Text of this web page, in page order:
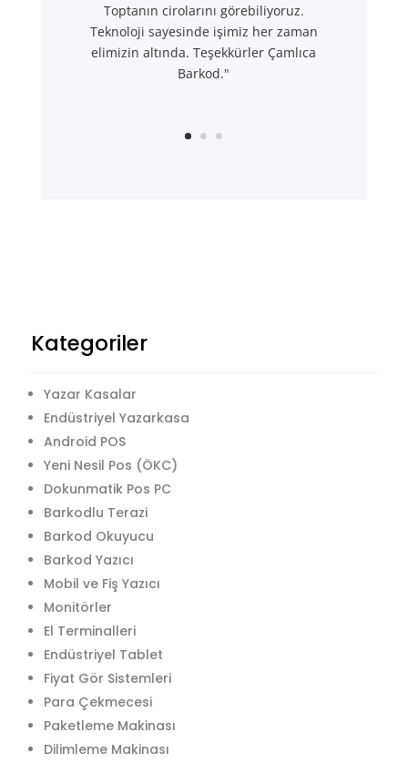
Toptanın cirolarını görebiliyoruz.
Teknoloji sayesinde işimiz her zaman
elimizin altında. Teşekkürler Çamlıca
Barkod."
Kategoriler
Yazar Kasalar
Endüstriyel Yazarkasa
Android POS
Yeni Nesil Pos (ÖKC)
Dokunmatik Pos PC
Barkodlu Terazi
Barkod Okuyucu
Barkod Yazıcı
Mobil ve Fiş Yazıcı
Monitörler
El Terminalleri
Endüstriyel Tablet
Fiyat Gör Sistemleri
Para Çekmecesi
Paketleme Makinası
Dilimleme Makinası